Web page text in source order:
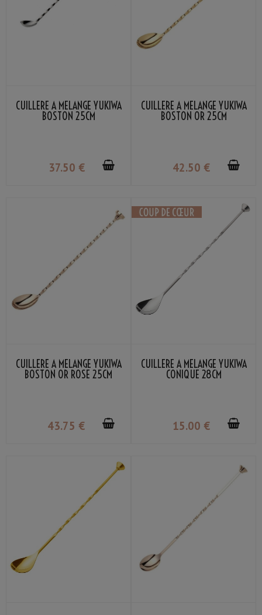
CUILLÈRE À MÉLANGE YUKIWA
BOSTON 25CM
37.50 €
CUILLÈRE À MÉLANGE YUKIWA
BOSTON OR 25CM
42.50 €
CUILLÈRE À MÉLANGE YUKIWA
BOSTON OR ROSE 25CM
43.75 €
CUILLÈRE À MÉLANGE YUKIWA
CONIQUE 28CM
15.00 €